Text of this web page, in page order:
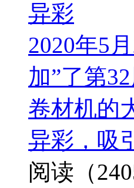
异彩
2020年5
加”了第
卷材机的
异彩，吸
阅读（